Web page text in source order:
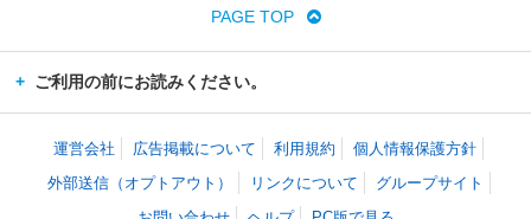
PAGE TOP
ご利用の前にお読みください。
運営会社 広告掲載について 利用規約
個人情報保護方針
外部送信（オプトアウト）
リンクについて
グループサイト